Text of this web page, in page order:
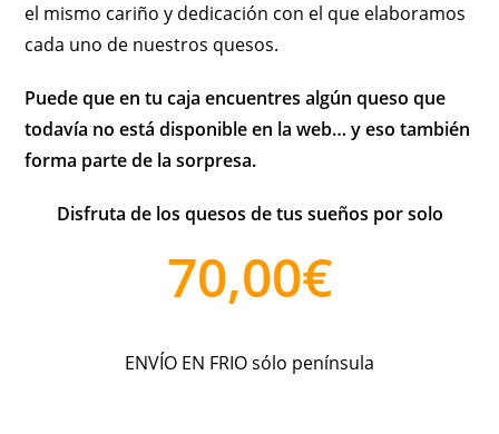
el mismo cariño y dedicación con el que elaboramos
cada uno de nuestros quesos.
Puede que en tu caja encuentres algún queso que
todavía no está disponible en la web… y eso también
forma parte de la sorpresa.
Disfruta de los quesos de tus sueños por solo
70,00€
ENVÍO EN FRIO sólo península